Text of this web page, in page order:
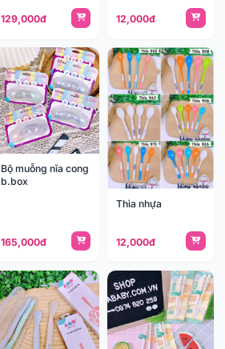
129,000đ 12,000đ
Bộ muỗng nĩa cong
b.box
165,000đ
Thìa nhựa
12,000đ